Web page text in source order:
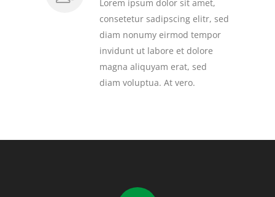
Lorem ipsum dolor sit amet,
consetetur sadipscing elitr, sed
diam nonumy eirmod tempor
invidunt ut labore et dolore
magna aliquyam erat, sed
diam voluptua. At vero.